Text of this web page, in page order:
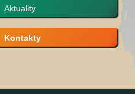
Aktuality
Kontakty